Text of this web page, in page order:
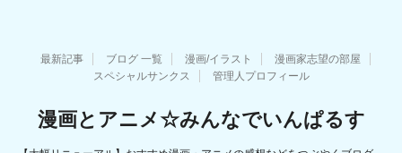
最新記事 ブログ 一覧 漫画/イラスト
漫画家志望の部屋
スペシャルサンクス
管理人プロフィール
漫画とアニメ☆みんなでいんぱるす